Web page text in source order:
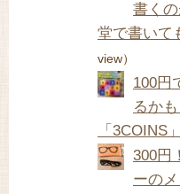
書く
堂で書いて
view）
100円
るか
「3COINS
300円
ーの